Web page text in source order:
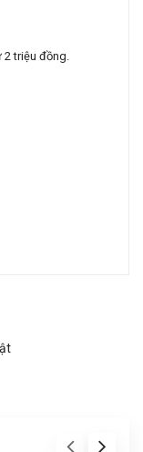
2 triệu đồng.